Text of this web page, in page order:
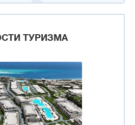
ТУРИЗМА